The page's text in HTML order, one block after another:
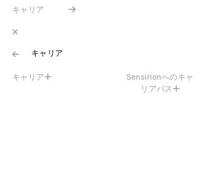
キャリア
キャリア
キャリア
Sensirionへのキャ
リアパス